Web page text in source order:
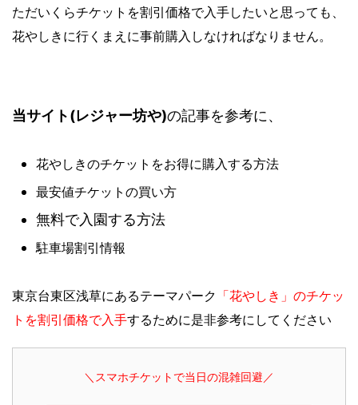
ただいくらチケットを割引価格で入手したいと思っても、
花やしきに行くまえに事前購入しなければなりません。
当サイト(レジャー坊や)の記事を参考に、
花やしきのチケットをお得に購入する方法
最安値チケットの買い方
無料で入園する方法
駐車場割引情報
東京台東区浅草にあるテーマパーク 「花やしき」のチケッ
トを割引価格で入手するために是非参考にしてください
＼スマホチケットで当日の混雑回避／